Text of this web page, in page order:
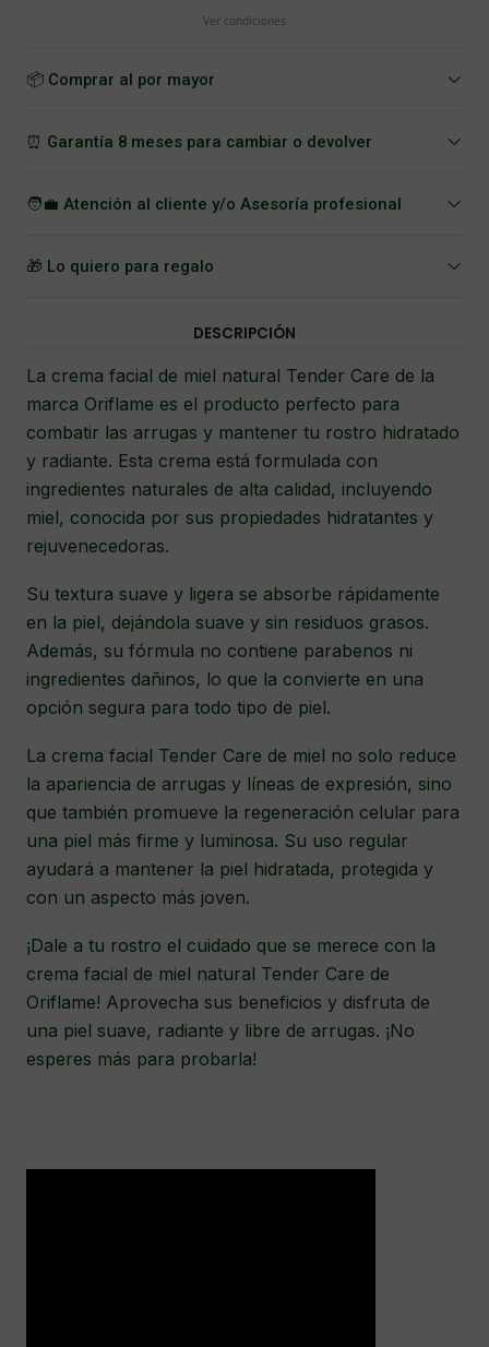
Ver condiciones
📦 Comprar al por mayor
⏰ Garantía 8 meses para cambiar o devolver
🧑‍💼 Atención al cliente y/o Asesoría profesional
🎁 Lo quiero para regalo
DESCRIPCIÓN
La crema facial de miel natural Tender Care de la
marca Oriflame es el producto perfecto para
combatir las arrugas y mantener tu rostro hidratado
y radiante. Esta crema está formulada con
ingredientes naturales de alta calidad, incluyendo
miel, conocida por sus propiedades hidratantes y
rejuvenecedoras.
Su textura suave y ligera se absorbe rápidamente
en la piel, dejándola suave y sin residuos grasos.
Además, su fórmula no contiene parabenos ni
ingredientes dañinos, lo que la convierte en una
opción segura para todo tipo de piel.
La crema facial Tender Care de miel no solo reduce
la apariencia de arrugas y líneas de expresión, sino
que también promueve la regeneración celular para
una piel más firme y luminosa. Su uso regular
ayudará a mantener la piel hidratada, protegida y
con un aspecto más joven.
¡Dale a tu rostro el cuidado que se merece con la
crema facial de miel natural Tender Care de
Oriflame! Aprovecha sus beneficios y disfruta de
una piel suave, radiante y libre de arrugas. ¡No
esperes más para probarla!